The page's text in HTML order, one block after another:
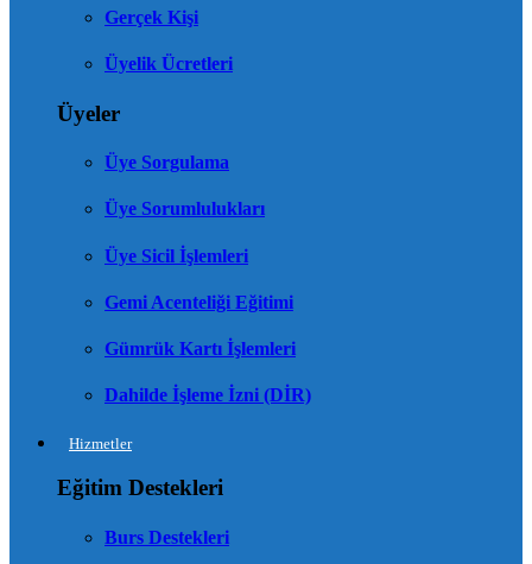
Gerçek Kişi
Üyelik Ücretleri
Üyeler
Üye Sorgulama
Üye Sorumlulukları
Üye Sicil İşlemleri
Gemi Acenteliği Eğitimi
Gümrük Kartı İşlemleri
Dahilde İşleme İzni (DİR)
Hizmetler
Eğitim Destekleri
Burs Destekleri